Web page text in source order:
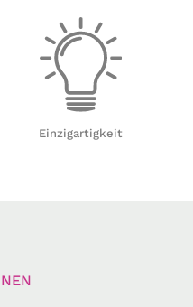
Einzigartigkeit